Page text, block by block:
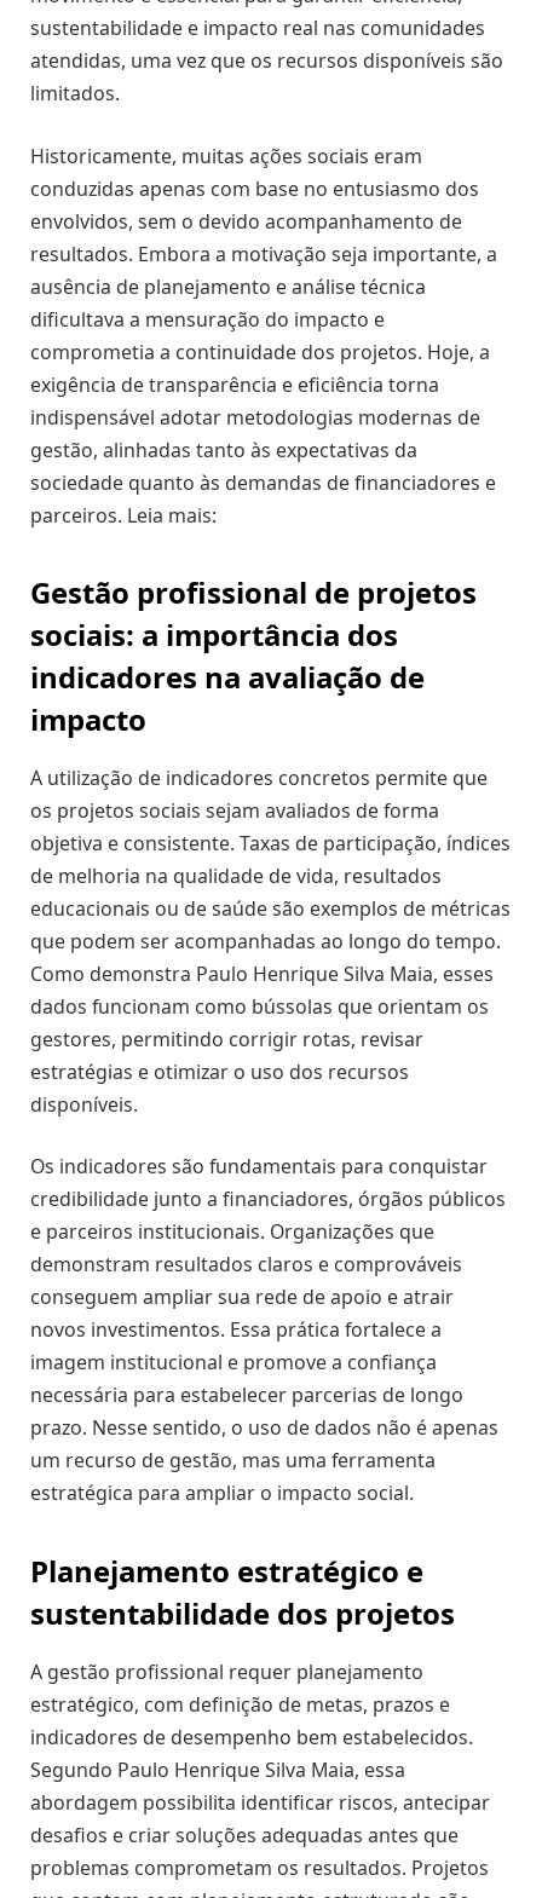
sustentabilidade e impacto real nas comunidades
atendidas, uma vez que os recursos disponíveis são
limitados.
Historicamente, muitas ações sociais eram
conduzidas apenas com base no entusiasmo dos
envolvidos, sem o devido acompanhamento de
resultados. Embora a motivação seja importante, a
ausência de planejamento e análise técnica
dificultava a mensuração do impacto e
comprometia a continuidade dos projetos. Hoje, a
exigência de transparência e eficiência torna
indispensável adotar metodologias modernas de
gestão, alinhadas tanto às expectativas da
sociedade quanto às demandas de financiadores e
parceiros. Leia mais:
Gestão profissional de projetos
sociais: a importância dos
indicadores na avaliação de
impacto
A utilização de indicadores concretos permite que
os projetos sociais sejam avaliados de forma
objetiva e consistente. Taxas de participação, índices
de melhoria na qualidade de vida, resultados
educacionais ou de saúde são exemplos de métricas
que podem ser acompanhadas ao longo do tempo.
Como demonstra Paulo Henrique Silva Maia, esses
dados funcionam como bússolas que orientam os
gestores, permitindo corrigir rotas, revisar
estratégias e otimizar o uso dos recursos
disponíveis.
Os indicadores são fundamentais para conquistar
credibilidade junto a financiadores, órgãos públicos
e parceiros institucionais. Organizações que
demonstram resultados claros e comprováveis
conseguem ampliar sua rede de apoio e atrair
novos investimentos. Essa prática fortalece a
imagem institucional e promove a confiança
necessária para estabelecer parcerias de longo
prazo. Nesse sentido, o uso de dados não é apenas
um recurso de gestão, mas uma ferramenta
estratégica para ampliar o impacto social.
Planejamento estratégico e
sustentabilidade dos projetos
A gestão profissional requer planejamento
estratégico, com definição de metas, prazos e
indicadores de desempenho bem estabelecidos.
Segundo Paulo Henrique Silva Maia, essa
abordagem possibilita identificar riscos, antecipar
desafios e criar soluções adequadas antes que
problemas comprometam os resultados. Projetos